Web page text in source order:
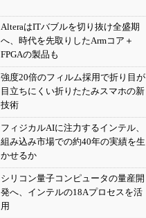
AlteraはITバブルを切り抜け全盛期
へ、時代を先取りしたArmコア＋
FPGAの製品も
強度20倍のフィルム採用で折り目が
目立ちにくい折りたたみスマホの新
技術
フィジカルAIに注力するインテル、
組み込み市場での約40年の実績を生
かせるか
シリコン量子コンピュータの量産開
発へ、インテルの18Aプロセスを活
用